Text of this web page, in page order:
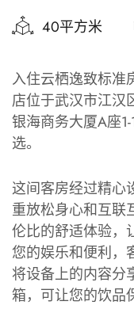
40平方米
入住云栖逸致标准
店位于武汉市江汉
银海商务大厦A座
选。
这间客房经过精心
重放松身心和互联
伦比的舒适体验，
您的娱乐和便利，
将设备上的内容分
箱，可让您的饮品